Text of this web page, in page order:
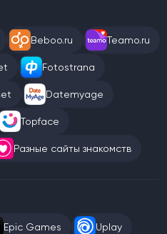
Beboo.ru Teamo.ru
Fotostrana
Datemyage
Topface
Разные сайты знакомств
Epic Games Uplay